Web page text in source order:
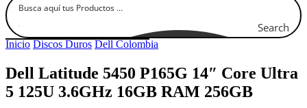
Search
Inicio Discos Duros Dell Colombia
Dell Latitude 5450 P165G 14″ Core Ultra
5 125U 3.6GHz 16GB RAM 256GB